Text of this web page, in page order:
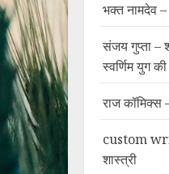
भक्त नामदेव
संजय गुप्ता –
स्वर्णिम युग
राज कॉमिक्स
custom
शास्त्री